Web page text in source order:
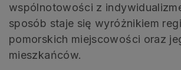
wspólnotowości z
sposób staje się wyróżnikiem
pomorskich miejscowości oraz
mieszkańców.